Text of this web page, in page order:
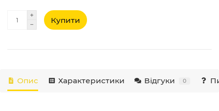
Купити
Опис Характеристики Відгуки 0